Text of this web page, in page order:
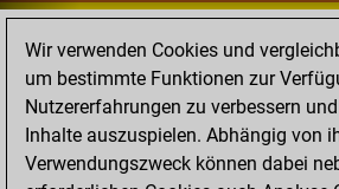
OPENINGS
Erfassen und Üben Sie Ihr Eröffnungsrepertoire
DATABASE
Acht Millionen starke Partien
MYGAMES
Speichern und analysieren Sie eigene Partien in der
Wir verwenden Cookies und
um bestimmte Funktionen zur
Nutzererfahrungen zu verbessern
Inhalte auszuspielen. Abhängig von
Verwendungszweck können dabei